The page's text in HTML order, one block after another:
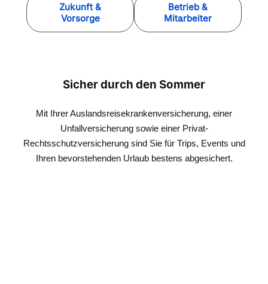
Zukunft &
Vorsorge
Betrieb &
Mitarbeiter
Sicher durch den Sommer
Mit Ihrer Auslandsreisekrankenversicherung, einer
Unfallversicherung sowie einer Privat-
Rechtsschutzversicherung sind Sie für Trips, Events und
Ihren bevorstehenden Urlaub bestens abgesichert.